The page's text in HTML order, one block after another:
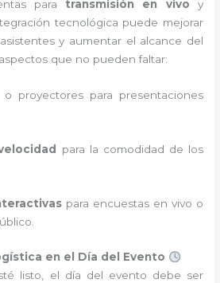
para transmisión en vivo y
tecnológica puede mejorar
y aumentar el alcance del
que no pueden faltar:
o proyectores para presentaciones
para la comodidad de los
para encuestas en vivo o
en el Día del Evento
listo, el día del evento debe ser